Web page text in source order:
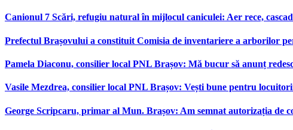
Canionul 7 Scări, refugiu natural în mijlocul caniculei: Aer rece,
Prefectul Brașovului a constituit Comisia de inventariere a arborilor
Pamela Diaconu, consilier local PNL Brașov: Mă bucur să anunț
Vasile Mezdrea, consilier local PNL Brașov: Vești bune pentru
George Scripcaru, primar al Mun. Brașov: Am semnat autorizația de